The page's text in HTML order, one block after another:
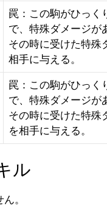
罠：この駒がひっく
で、特殊ダメージが
その時に受けた特殊
相手に与える。
罠：この駒がひっく
で、特殊ダメージが
その時に受けた特殊
を相手に与える。
ル
。